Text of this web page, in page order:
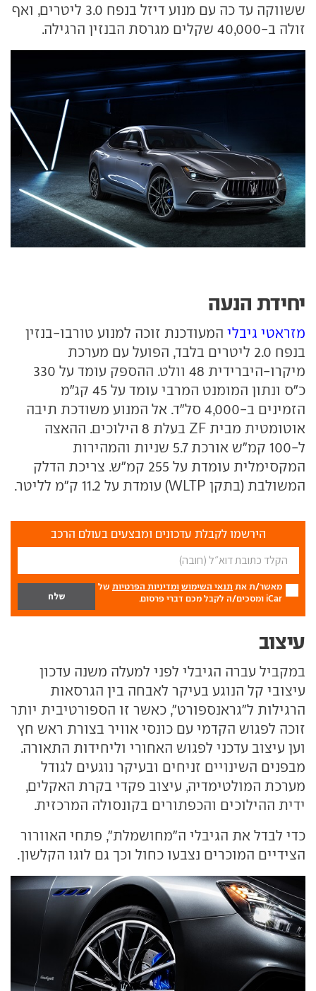
ששווקה עד כה עם מנוע דיזל בנפח 3.0 ליטרים, ואף
זולה ב-40,000 שקלים מגרסת הבנזין הרגילה.
יחידת הנעה
מזראטי גיבלי המעודכנת זוכה למנוע טורבו-בנזין
בנפח 2.0 ליטרים בלבד, הפועל עם מערכת
מיקרו-היברידית 48 וולט. ההספק עומד על 330
כ"ס ונתון המומנט המרבי עומד על 45 קג"מ
הזמינים ב-4,000 סל"ד. אל המנוע משודכת תיבה
אוטומטית מבית ZF בעלת 8 הילוכים. ההאצה
ל-100 קמ"ש אורכת 5.7 שניות והמהירות
המקסימלית עומדת על 255 קמ"ש. צריכת הדלק
המשולבת (בתקן WLTP) עומדת על 11.2 ק"מ לליטר.
הירשמו לקבלת עדכונים ומבצעים בעולם הרכב
מאשר/ת את תנאי השימוש ומדיניות הפרטיות של
iCar ומסכים/ה לקבל מכם דברי פרסום.
עיצוב
במקביל עברה הגיבלי לפני למעלה משנה עדכון
עיצובי קל הנוגע בעיקר לאבחה בין הגרסאות
הרגילות ל"גראנספורט", כאשר זו הספורטיבית יותר
זוכה לפגוש הקדמי עם כונסי אוויר בצורת ראש חץ
וען עיצוב עדכני לפגוש האחורי וליחידות התאורה.
מבפנים השינויים זניחים ובעיקר נוגעים לגודל
מערכת המולטימדיה, עיצוב פקדי בקרת האקלים,
ידית ההילוכים והכפתורים בקונסולה המרכזית.
כדי לבדל את הגיבלי ה"מחושמלת", פתחי האוורור
הצידיים המוכרים נצבעו כחול וכך גם לוגו הקלשון.